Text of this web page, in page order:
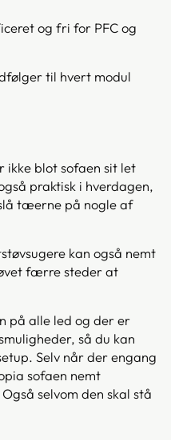
og fri for PFC og
til hvert modul
ikke blot sofaen sit let
praktisk i hverdagen,
tæerne på nogle af
kan også nemt
færre steder at
på alle led og der er
så du kan
Selv når der engang
sofaen nemt
selvom den skal stå